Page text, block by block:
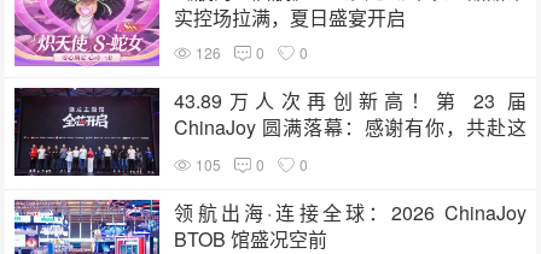
实控场拉满，夏日盛宴开启
126 0 0
43.89万人次再创新高！第 23 届
ChinaJoy 圆满落幕：感谢有你，共赴这
场“与 AI 同游”的盛夏之约
105 0 0
领航出海·连接全球：2026 ChinaJoy
BTOB 馆盛况空前